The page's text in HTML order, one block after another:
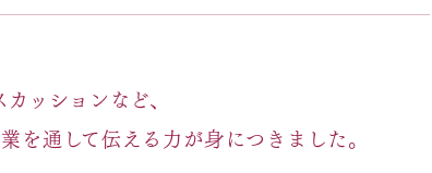
ッションなど、
を通して伝える力が身につきました。